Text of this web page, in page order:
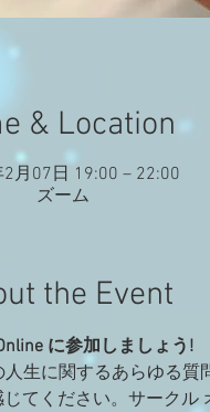
& Location
月07日 19:00 – 22:00
ズーム
the Event
に参加しましょう!
生に関するあらゆる
てください。サークル